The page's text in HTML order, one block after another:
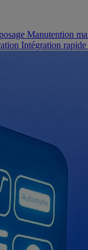
Manutention
Intégration